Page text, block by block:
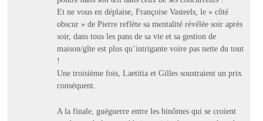
Et ne vous en déplaise, Françoise Vasteels, le « côté
obscur » de Pierre reflète sa mentalité révélée soir après
soir, dans tous les pans de sa vie et sa gestion de
maison/gîte est plus qu’intrigante voire pas nette du tout
!
Une troisième fois, Laetitia et Gilles soustraient un prix
conséquent.
A la finale, guéguerre entre les binômes qui se croient